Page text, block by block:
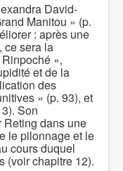
David-
Manitou » (p.
: après une
ce sera la
»,
et de la
des
» (p. 93), et
Son
Reting dans une
le pilonnage et le
cours duquel
(voir chapitre 12).